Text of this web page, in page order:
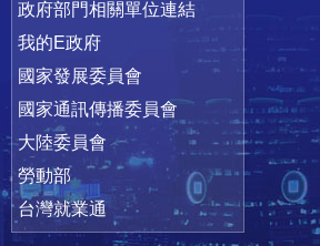
政府部門相關單位連結
我的E政府
國家發展委員會
國家通訊傳播委員會
大陸委員會
勞動部
台灣就業通